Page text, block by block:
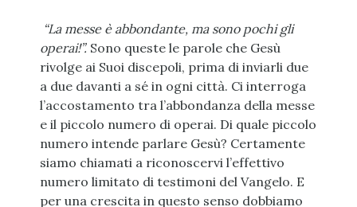
“La messe è abbondante, ma sono pochi gli
operai!”. Sono queste le parole che Gesù
rivolge ai Suoi discepoli, prima di inviarli due
a due davanti a sé in ogni città. Ci interroga
l’accostamento tra l’abbondanza della messe
e il piccolo numero di operai. Di quale piccolo
numero intende parlare Gesù? Certamente
siamo chiamati a riconoscervi l’effettivo
numero limitato di testimoni del Vangelo. E
per una crescita in questo senso dobbiamo